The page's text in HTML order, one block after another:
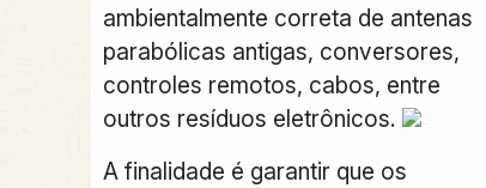
ambientalmente correta de antenas
parabólicas antigas, conversores,
controles remotos, cabos, entre
outros resíduos eletrônicos.
A finalidade é garantir que os